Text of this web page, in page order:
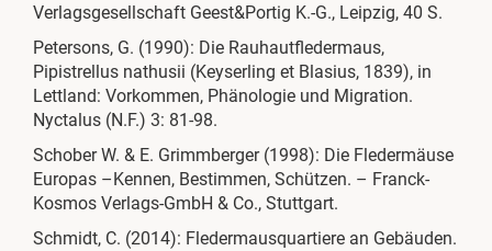
Verlagsgesellschaft Geest&Portig K.-G., Leipzig, 40 S.
Petersons, G. (1990): Die Rauhautfledermaus,
Pipistrellus nathusii (Keyserling et Blasius, 1839), in
Lettland: Vorkommen, Phänologie und Migration.
Nyctalus (N.F.) 3: 81-98.
Schober W. & E. Grimmberger (1998): Die Fledermäuse
Europas –Kennen, Bestimmen, Schützen. – Franck-
Kosmos Verlags-GmbH & Co., Stuttgart.
Schmidt, C. (2014): Fledermausquartiere an Gebäuden.